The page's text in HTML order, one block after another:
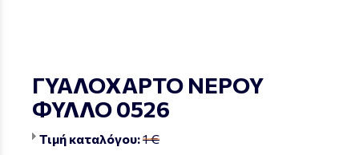
ΓΥΑΛΟΧΑΡΤΟ ΝΕΡΟΥ
ΦΥΛΛΟ 0526
Τιμή καταλόγου:1 €